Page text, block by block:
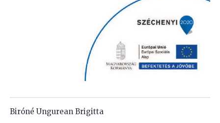
Biróné Ungurean Brigitta